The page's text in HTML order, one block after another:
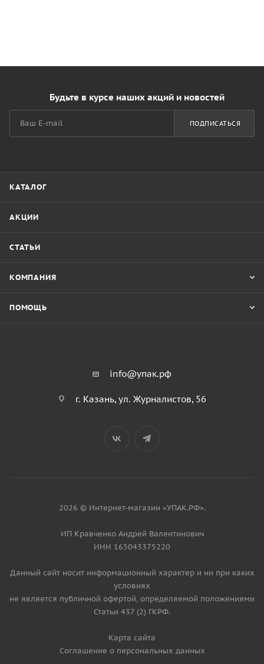
Будьте в курсе наших акций и новостей
ПОДПИСАТЬСЯ
КАТАЛОГ
АКЦИИ
СТАТЬИ
КОМПАНИЯ
ПОМОЩЬ
info@упак.рф
г. Казань, ул. Журналистов, 56
2026 © Интернет-магазин «УПАК.РФ».
ИП Кравченко Андрей Валентинович
ИНН 165043375220
Данный сайт носит информационный характер и ни при каких
условиях
не является публичной офертой, определяемой положениями
Статьи 437 (2) ГКРФ.
Карта сайта
Соглашение о персональных данных